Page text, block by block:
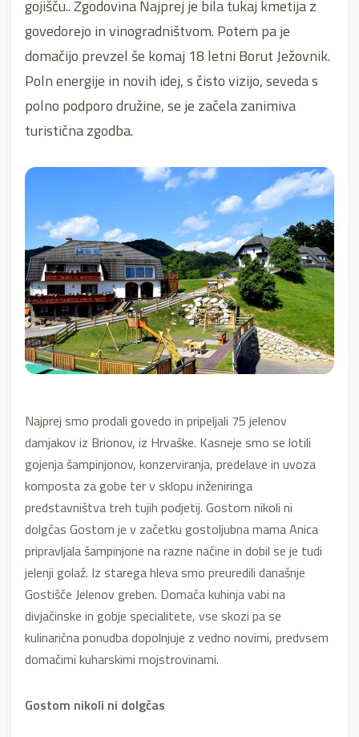
gojišču.. Zgodovina Najprej je bila tukaj kmetija z
govedorejo in vinogradništvom. Potem pa je
domačijo prevzel še komaj 18 letni Borut Ježovnik.
Poln energije in novih idej, s čisto vizijo, seveda s
polno podporo družine, se je začela zanimiva
turistična zgodba.
Najprej smo prodali govedo in pripeljali 75 jelenov
damjakov iz Brionov, iz Hrvaške. Kasneje smo se lotili
gojenja šampinjonov, konzerviranja, predelave in uvoza
komposta za gobe ter v sklopu inženiringa
predstavništva treh tujih podjetij. Gostom nikoli ni
dolgčas Gostom je v začetku gostoljubna mama Anica
pripravljala šampinjone na razne načine in dobil se je tudi
jelenji golaž. Iz starega hleva smo preuredili današnje
Gostišče Jelenov greben. Domača kuhinja vabi na
divjačinske in gobje specialitete, vse skozi pa se
kulinarična ponudba dopolnjuje z vedno novimi, predvsem
domačimi kuharskimi mojstrovinami.
Gostom nikoli ni dolgčas